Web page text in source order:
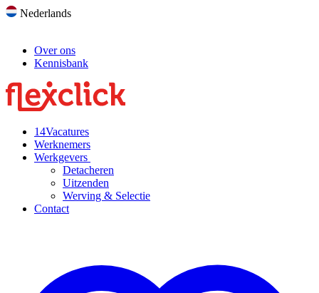
Nederlands
Over ons
Kennisbank
14Vacatures
Werknemers
Werkgevers
Detacheren
Uitzenden
Werving & Selectie
Contact